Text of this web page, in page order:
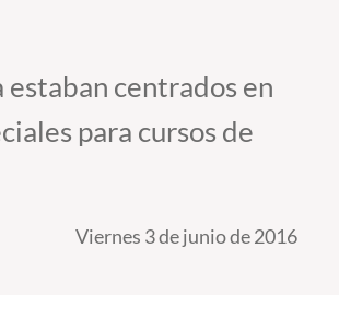
centrados en
para cursos de
Viernes 3 de junio de 2016